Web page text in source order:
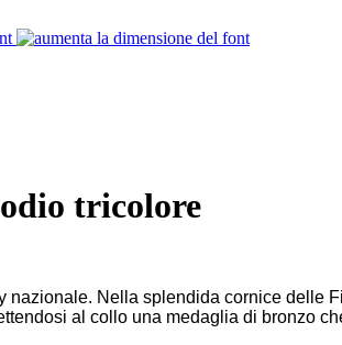
tricolore
Nella splendida cornice delle
al collo una medaglia di bronzo